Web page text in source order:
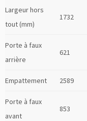
Largeur hors
tout (mm)
1732
Porte à faux
arrière
621
Empattement 2589
Porte à faux
avant
853